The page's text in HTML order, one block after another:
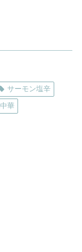
サーモン塩辛
華